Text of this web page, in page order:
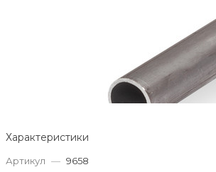
Характеристики
Артикул — 9658